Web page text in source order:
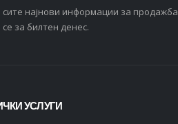
сите најнови информации за
за билтен денес.
УСЛУГИ